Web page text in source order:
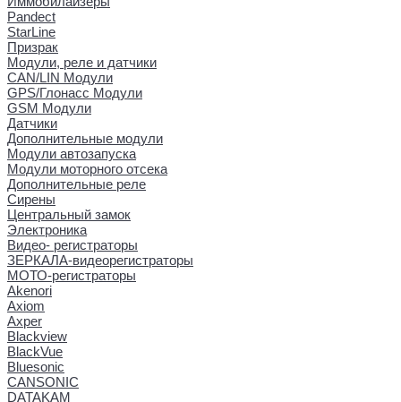
Pandect
StarLine
Призрак
Модули, реле и датчики
CAN/LIN Модули
GPS/Глонасс Модули
GSM Модули
Датчики
Дополнительные модули
Модули автозапуска
Модули моторного отсека
Дополнительные реле
Сирены
Центральный замок
Электроника
Видео- регистраторы
ЗЕРКАЛА-видеорегистраторы
МОТО-регистраторы
Akenori
Axiom
Axper
Blackview
BlackVue
Bluesonic
CANSONIC
DATAKAM